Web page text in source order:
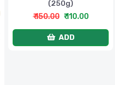
(250g)
₹ 150.00 ₹ 110.00
ADD